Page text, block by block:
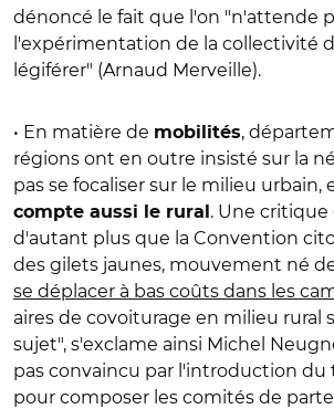
dénoncé le fait que l'on "n'attende
l'expérimentation de la collectivité
légiférer" (Arnaud Merveille).
• En matière de mobilités,
régions ont en outre insisté sur la
pas se focaliser sur le milieu urbain,
compte aussi le rural . Une
d'autant plus que la Convention
des gilets jaunes, mouvement né
se déplacer à bas coûts dans les
aires de covoiturage en milieu rural
sujet", s'exclame ainsi Michel
pas convaincu par l'introduction du
pour composer les comités de